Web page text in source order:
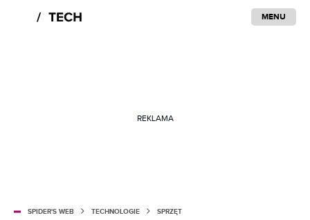
MENU
REKLAMA
SPIDER'S WEB TECHNOLOGIE SPRZĘT